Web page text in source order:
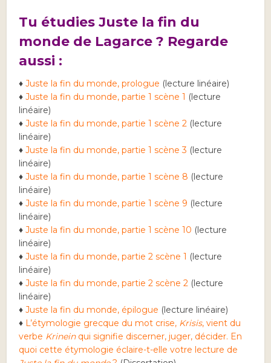
Tu étudies Juste la fin du
monde de Lagarce ? Regarde
aussi :
♦Juste la fin du monde, prologue (lecture linéaire)
♦Juste la fin du monde, partie 1 scène 1 (lecture
linéaire)
♦Juste la fin du monde, partie 1 scène 2 (lecture
linéaire)
♦Juste la fin du monde, partie 1 scène 3 (lecture
linéaire)
♦Juste la fin du monde, partie 1 scène 8 (lecture
linéaire)
♦Juste la fin du monde, partie 1 scène 9 (lecture
linéaire)
♦Juste la fin du monde, partie 1 scène 10 (lecture
linéaire)
♦Juste la fin du monde, partie 2 scène 1 (lecture
linéaire)
♦Juste la fin du monde, partie 2 scène 2 (lecture
linéaire)
♦Juste la fin du monde, épilogue (lecture linéaire)
♦ L’étymologie grecque du mot crise, Krisis, vient du
verbe Krineinqui signifie discerner, juger, décider. En
quoi cette étymologie éclaire-t-elle votre lecture de